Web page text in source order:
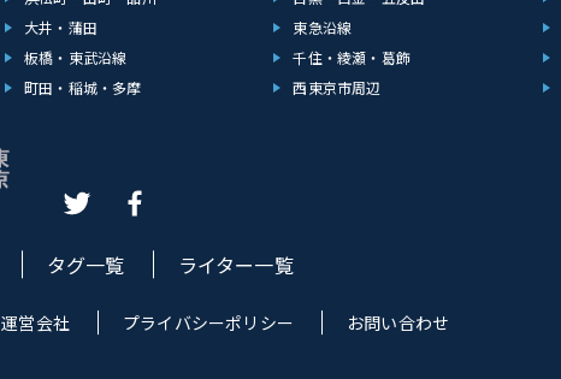
大井・蒲田 東急沿線
板橋・東武沿線 千住・綾瀬・葛飾
町田・稲城・多摩 西東京市周辺
タグ一覧 ライター一覧
運営会社 プライバシーポリシー お問い合わせ